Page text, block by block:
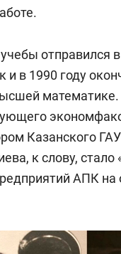
учебы
в 1990 году
Казанского
к слову,
АПК